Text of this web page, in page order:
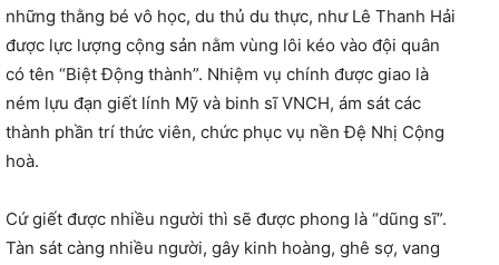
những thằng bé vô học, du thủ du thực, như Lê Thanh Hải
được lực lượng cộng sản nằm vùng lôi kéo vào đội quân
có tên “Biệt Động thành”. Nhiệm vụ chính được giao là
ném lựu đạn giết lính Mỹ và binh sĩ VNCH, ám sát các
thành phần trí thức viên, chức phục vụ nền Đệ Nhị Cộng
hoà.
Cứ giết được nhiều người thì sẽ được phong là “dũng sĩ”.
Tàn sát càng nhiều người, gây kinh hoàng, ghê sợ, vang